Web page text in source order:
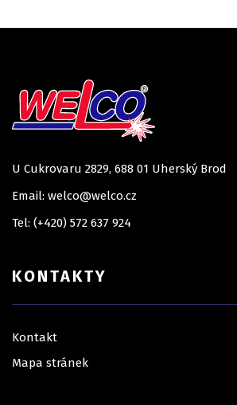
U Cukrovaru 2829, 688 01 Uherský Brod
Email: welco@welco.cz
Tel: (+420) 572 637 924
KONTAKTY
Kontakt
Mapa stránek